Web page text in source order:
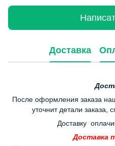
Доставка
После оформления заказа
уточнит детали заказа,
Доставку
Доставка